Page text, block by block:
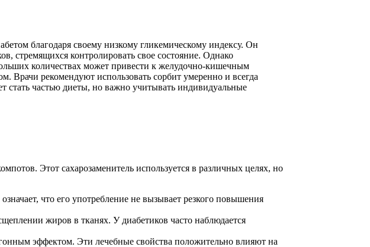
благодаря своему низкому гликемическому индексу. Он
стремящихся контролировать свое состояние. Однако
количествах может привести к желудочно-кишечным
Врачи рекомендуют использовать сорбит умеренно и всегда
стать частью диеты, но важно учитывать индивидуальные
Этот сахарозаменитель используется в различных целях, но
что его употребление не вызывает резкого повышения
жиров в тканях. У диабетиков часто наблюдается
эффектом. Эти лечебные свойства положительно влияют на